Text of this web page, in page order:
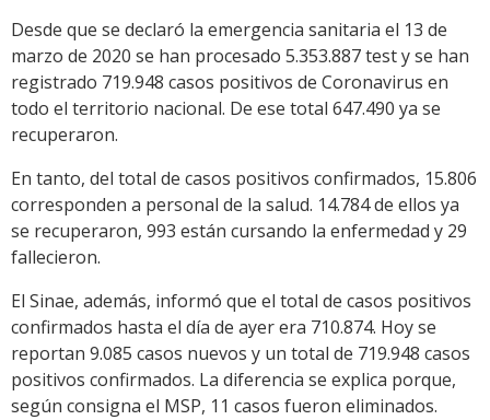
Desde que se declaró la emergencia sanitaria el 13 de
marzo de 2020 se han procesado 5.353.887 test y se han
registrado 719.948 casos positivos de Coronavirus en
todo el territorio nacional. De ese total 647.490 ya se
recuperaron.
En tanto, del total de casos positivos confirmados, 15.806
corresponden a personal de la salud. 14.784 de ellos ya
se recuperaron, 993 están cursando la enfermedad y 29
fallecieron.
El Sinae, además, informó que el total de casos positivos
confirmados hasta el día de ayer era 710.874. Hoy se
reportan 9.085 casos nuevos y un total de 719.948 casos
positivos confirmados. La diferencia se explica porque,
según consigna el MSP, 11 casos fueron eliminados.